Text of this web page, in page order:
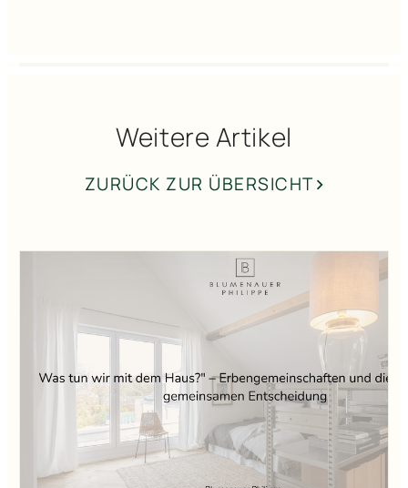
Weitere Artikel
ZURÜCK ZUR ÜBERSICHT